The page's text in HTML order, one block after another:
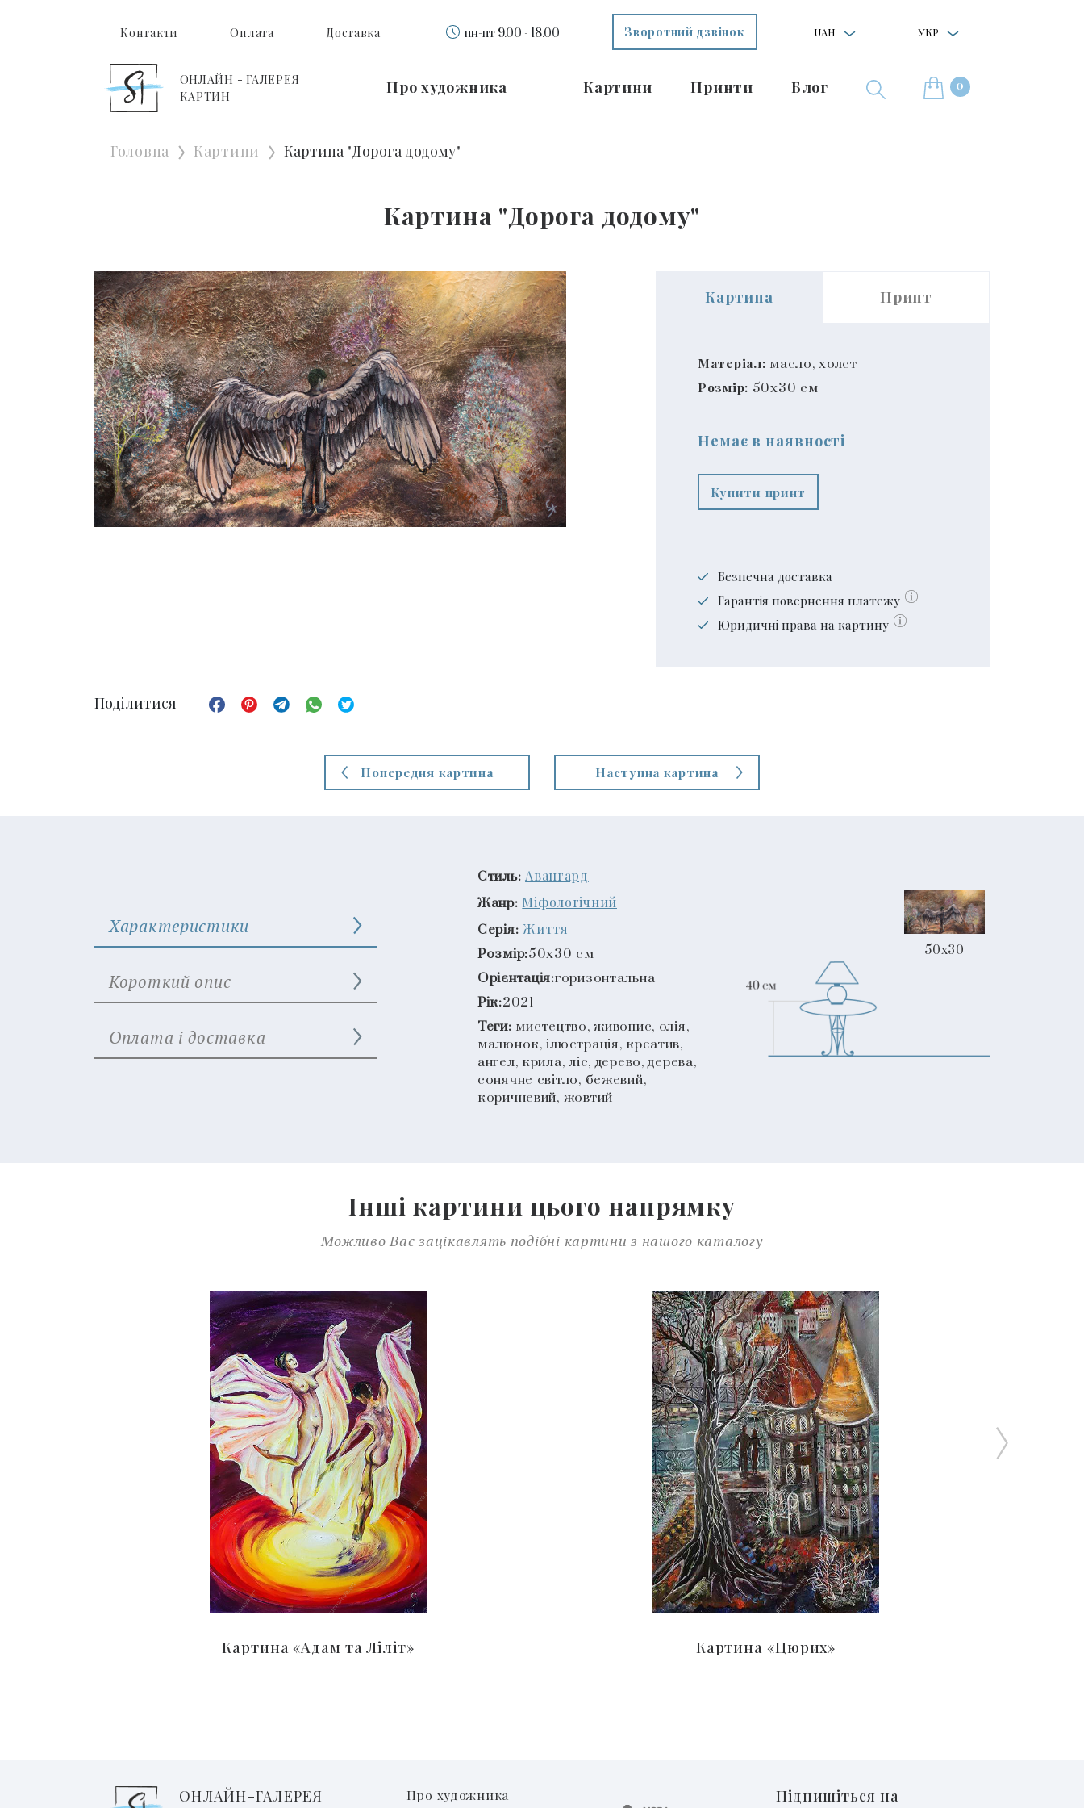
Контакти Оплата Доставка пн-пт 9.00 - 18.00 Зворотний дзвінок UAH УКР
ОНЛАЙН - ГАЛЕРЕЯ
КАРТИН
Про художника Картини Принти Блог 0
Головна Картини Картина "Дорога додому"
Картина "Дорога додому"
Картина Принт
Матеріал: масло, холст
Розмір: 50x30 см
Немає в наявності
Купити принт
Безпечна доставка
Гарантія повернення платежу
Юридичні права на картину
Поділитися
Попередня картина Наступна картина
Характеристики
Короткий опис
Оплата і доставка
Стиль: Авангард
Жанр: Міфологічний
Серія: Життя
Розмір:50x30 см
Орієнтація:горизонтальна
Рік:2021
Теги: мистецтво, живопис, олія,
малюнок, ілюстрація, креатив,
ангел, крила, ліс, дерево, дерева,
сонячне світло, бежевий,
коричневий, жовтий
50x30
Інші картини цього напрямку
Можливо Вас зацікавлять подібні картини з нашого каталогу
Картина «Адам та Ліліт» Картина «Цюрих»
ОНЛАЙН-ГАЛЕРЕЯ
Про художника
Підпишіться на